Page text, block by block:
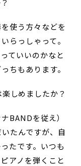
使う方々などを
らっしゃって。
ていいのかなと
ちもあります。
しめましたか？
BANDを従え）
たんですが、自
たです。いつも
アノを弾くこと